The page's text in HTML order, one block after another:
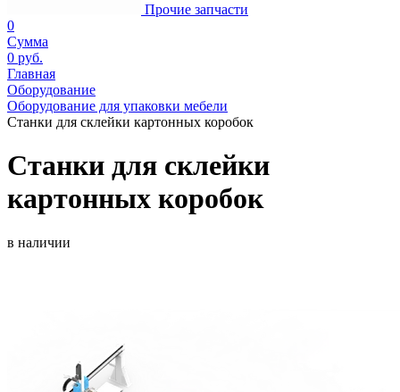
Прочие запчасти
0
Сумма
0 руб.
Главная
Оборудование
Оборудование для упаковки мебели
Станки для склейки картонных коробок
Станки для склейки
картонных коробок
в наличии